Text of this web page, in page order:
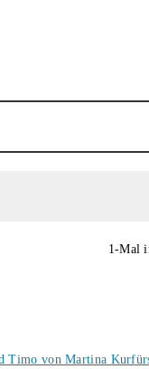
1-Mal
Timo von Martina